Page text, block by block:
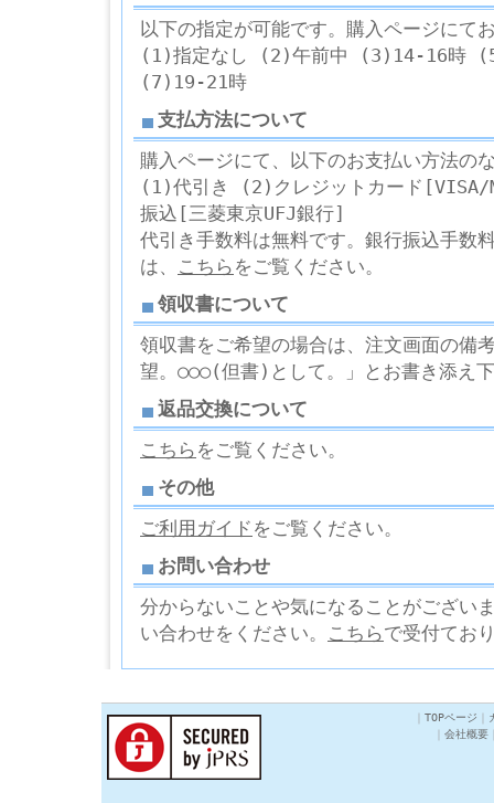
以下の指定が可能です。購入ページにて
(1)指定なし (2)午前中 (3)14-16時
(7)19-21時
支払方法について
購入ページにて、以下のお支払い方法の
(1)代引き (2)クレジットカード
振込[三菱東京UFJ銀行]
代引き手数料は無料です。銀行振込手数
は、 こちら をご覧ください。
領収書について
領収書をご希望の場合は、注文画面の
望。○○○(但書)として。」とお書き添え
返品交換について
こちら をご覧ください。
その他
ご利用ガイド をご覧ください。
お問い合わせ
分からないことや気になることがござい
い合わせをください。 こちらで受付てお
TOPページ
会社概要